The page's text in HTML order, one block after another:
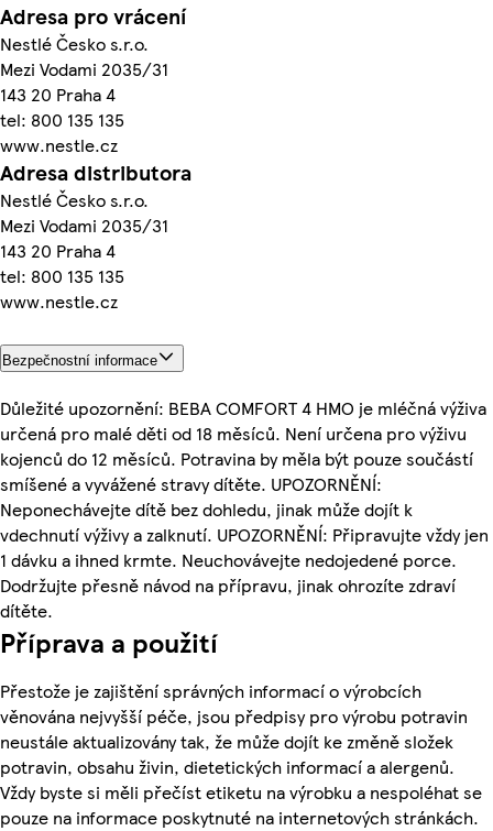
Adresa pro vrácení
Nestlé Česko s.r.o.
Mezi Vodami 2035/31
143 20 Praha 4
tel: 800 135 135
www.nestle.cz
Adresa distributora
Nestlé Česko s.r.o.
Mezi Vodami 2035/31
143 20 Praha 4
tel: 800 135 135
www.nestle.cz
Bezpečnostní informace
Důležité upozornění: BEBA COMFORT 4 HMO je mléčná výživa
určená pro malé děti od 18 měsíců. Není určena pro výživu
kojenců do 12 měsíců. Potravina by měla být pouze součástí
smíšené a vyvážené stravy dítěte. UPOZORNĚNÍ:
Neponechávejte dítě bez dohledu, jinak může dojít k
vdechnutí výživy a zalknutí. UPOZORNĚNÍ: Připravujte vždy jen
1 dávku a ihned krmte. Neuchovávejte nedojedené porce.
Dodržujte přesně návod na přípravu, jinak ohrozíte zdraví
dítěte.
Příprava a použití
Přestože je zajištění správných informací o výrobcích
věnována nejvyšší péče, jsou předpisy pro výrobu potravin
neustále aktualizovány tak, že může dojít ke změně složek
potravin, obsahu živin, dietetických informací a alergenů.
Vždy byste si měli přečíst etiketu na výrobku a nespoléhat se
pouze na informace poskytnuté na internetových stránkách.